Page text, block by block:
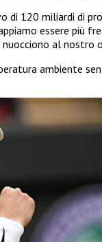
di 120 miliardi di
essere più
al nostro
ambiente